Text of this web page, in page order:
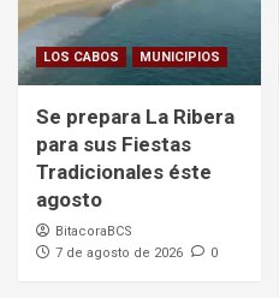
LOS CABOS MUNICIPIOS
Se prepara La Ribera
para sus Fiestas
Tradicionales éste
agosto
BitacoraBCS
7 de agosto de 2026
0